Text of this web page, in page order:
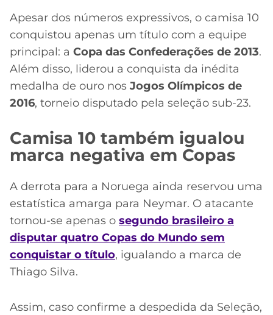
Apesar dos números expressivos, o camisa 10
conquistou apenas um título com a equipe
principal: a Copa das Confederações de 2013.
Além disso, liderou a conquista da inédita
medalha de ouro nos Jogos Olímpicos de
2016, torneio disputado pela seleção sub-23.
Camisa 10 também igualou
marca negativa em Copas
A derrota para a Noruega ainda reservou uma
estatística amarga para Neymar. O atacante
tornou-se apenas o segundo brasileiro a
disputar quatro Copas do Mundo sem
conquistar o título, igualando a marca de
Thiago Silva.
Assim, caso confirme a despedida da Seleção,